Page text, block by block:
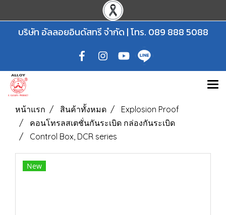
บริษัท อัลลอยอินดัสทรี จำกัด | โทร. 089 888 5088
หน้าแรก สินค้าทั้งหมด
Explosion Proof
คอนโทรลสเตชั่นกันระเบิด กล่องกันระเบิด
Control Box, DCR series
New